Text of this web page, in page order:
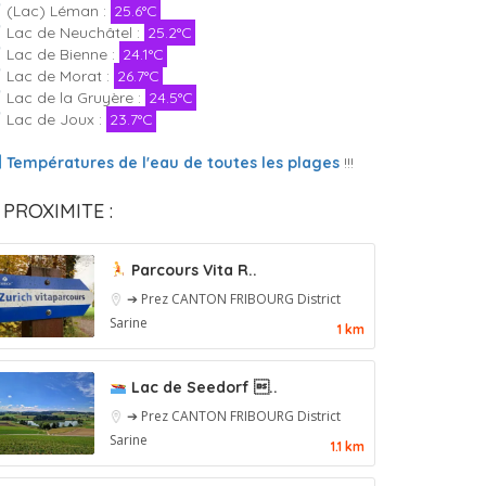
(Lac) Léman : 25.6°C
Lac de Neuchâtel : 25.2°C
Lac de Bienne : 24.1°C
Lac de Morat : 26.7°C
Lac de la Gruyère : 24.5°C
Lac de Joux : 23.7°C
Températures de l'eau de toutes les plages!!!
:
Parcours Vita R..
➔ Prez CANTON FRIBOURG District
Sarine
1 km
Lac de Seedorf ..
➔ Prez CANTON FRIBOURG District
Sarine
1.1 km